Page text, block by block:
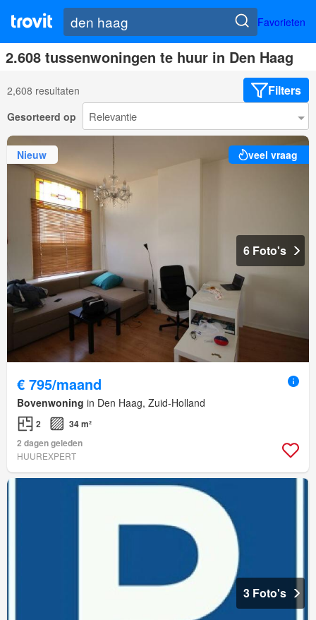
Favorieten
2.608 tussenwoningen te huur in Den Haag
2,608 resultaten Filters
Gesorteerd op
Nieuw veel vraag
6 Foto's
€ 795/maand
Bovenwoning in Den Haag, Zuid-Holland
2
34 m²
2 dagen geleden
HUUREXPERT
3 Foto's